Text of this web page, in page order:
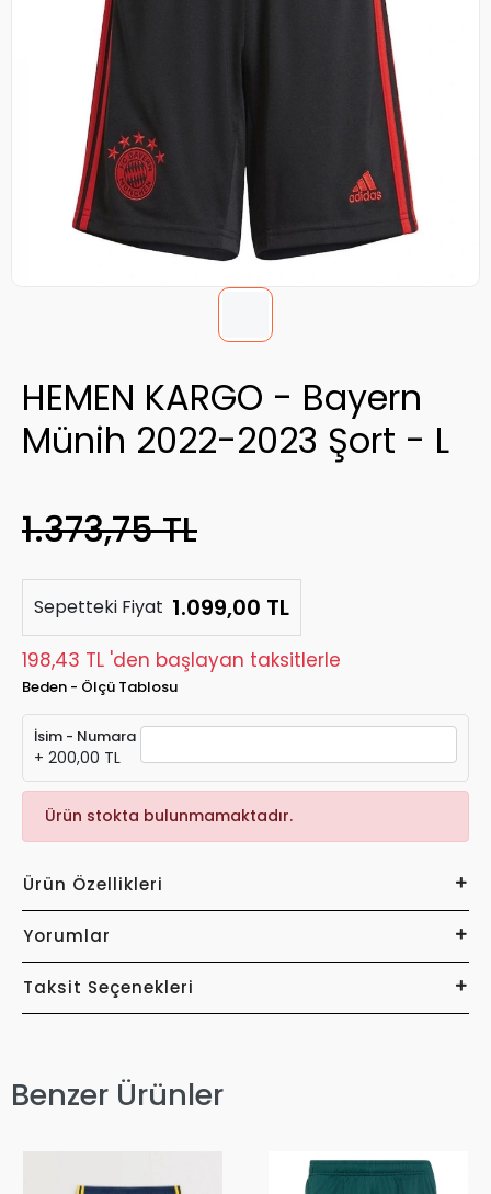
HEMEN KARGO - Bayern
Münih 2022-2023 Şort - L
1.373,75 TL
Sepetteki Fiyat 1.099,00 TL
198,43 TL 'den başlayan taksitlerle
Beden - Ölçü Tablosu
İsim - Numara
+ 200,00 TL
Ürün stokta bulunmamaktadır.
Ürün Özellikleri
Yorumlar
Taksit Seçenekleri
Benzer Ürünler